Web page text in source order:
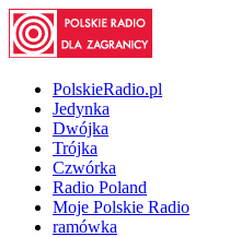
PolskieRadio.pl
Jedynka
Dwójka
Trójka
Czwórka
Radio Poland
Moje Polskie Radio
ramówka